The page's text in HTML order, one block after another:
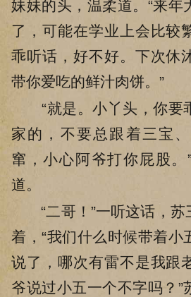
妹妹的头，温柔道。“来年
了，可能在学业上会比较
乖听话，好不好。下次休
带你爱吃的鲜汁肉饼。”
“就是。小丫头，你要
家的，不要总跟着三宝
窜，小心阿爷打你屁股
道。
“二哥！”一听这话，苏
着，“我们什么时候带着小
说了，哪次有雷不是我跟
爷说过小五一个不字吗？”